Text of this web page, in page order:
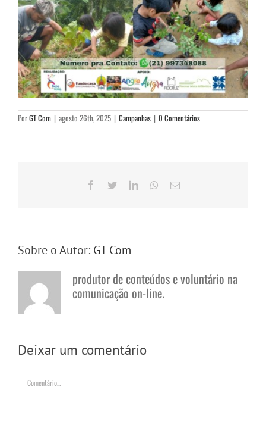
PorGT Com | agosto 26th, 2025 | Campanhas | 0 Comentários
Facebook
TwitterLinkedInWhatsApp
E-
Sobre o Autor: GT Com
produtor de conteúdos e voluntário na
comunicação on-line.
Deixar um comentário
Comentário